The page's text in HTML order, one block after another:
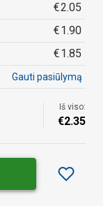
€2.05
€1.90
€1.85
Gauti pasiūlymą
Iš viso:
€2.35